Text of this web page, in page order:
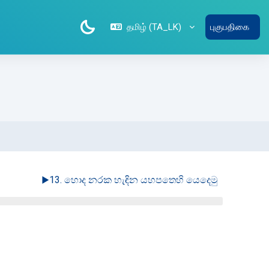
தமிழ் ‎(TA_LK)‎ புகுபதிகை
▶︎13. හොද නරක හැඳින යහපතෙහි යෙදෙමු